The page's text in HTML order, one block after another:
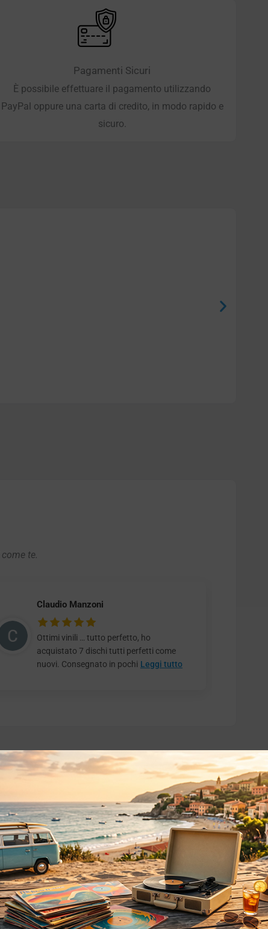
Pagamenti Sicuri
È possibile effettuare il pagamento utilizzando
PayPal oppure una carta di credito, in modo rapido e
sicuro.
te.
Claudio Manzoni
Ottimi vinili … tutto perfetto, ho
acquistato 7 dischi tutti perfetti come
nuovi. Consegnato in pochi Leggi tutto
essere interessati!
Privacy
Privacy Policy